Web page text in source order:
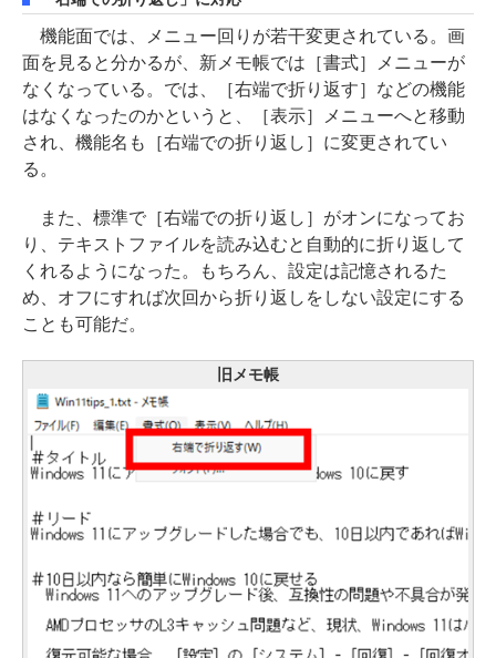
機能面では、メニュー回りが若干変更されている。画
面を見ると分かるが、新メモ帳では［書式］メニューが
なくなっている。では、［右端で折り返す］などの機能
はなくなったのかというと、［表示］メニューへと移動
され、機能名も［右端での折り返し］に変更されてい
る。
また、標準で［右端での折り返し］がオンになってお
り、テキストファイルを読み込むと自動的に折り返して
くれるようになった。もちろん、設定は記憶されるた
め、オフにすれば次回から折り返しをしない設定にする
ことも可能だ。
旧メモ帳